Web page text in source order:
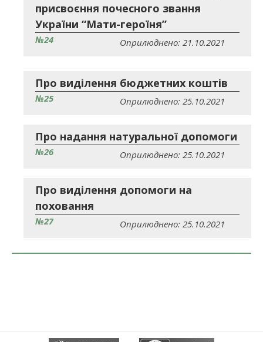
присвоєння почесного звання
України “Мати-героїня”
№24 Оприлюднено: 21.10.2021
Про виділення бюджетних коштів
№25 Оприлюднено: 25.10.2021
Про надання натуральної допомоги
№26 Оприлюднено: 25.10.2021
Про виділення допомоги на
поховання
№27 Оприлюднено: 25.10.2021